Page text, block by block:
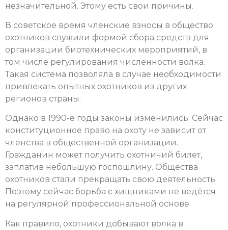
незначительной. Этому есть свои причины.
В советское время членские взносы в общество
охотников служили формой сбора средств для
организации биотехнических мероприятий, в
том числе регулирования численности волка.
Такая система позволяла в случае необходимости
привлекать опытных охотников из других
регионов страны.
Однако в 1990-е годы законы изменились. Сейчас
конституционное право на охоту не зависит от
членства в общественной организации.
Гражданин может получить охотничий билет,
заплатив небольшую госпошлину. Общества
охотников стали прекращать свою деятельность.
Поэтому сейчас борьба с хищниками не ведётся
на регулярной профессиональной основе.
Как правило, охотники добывают волка в